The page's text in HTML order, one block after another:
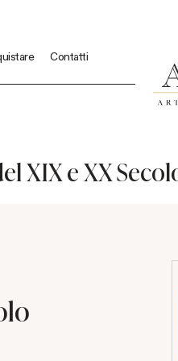
Contatti
XIX e XX